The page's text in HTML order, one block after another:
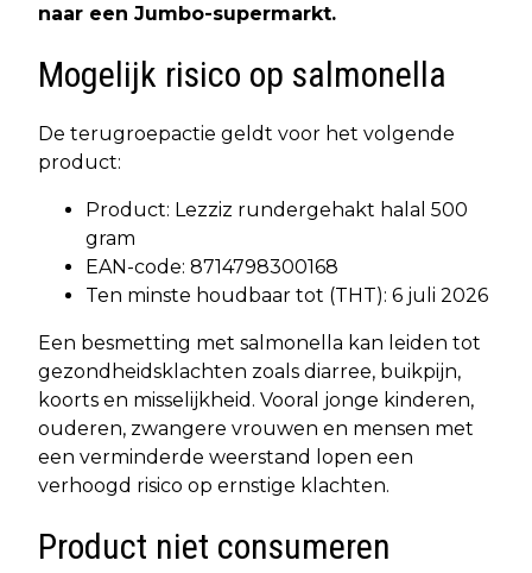
naar een Jumbo-supermarkt.
Mogelijk risico op salmonella
De terugroepactie geldt voor het volgende
product:
Product: Lezziz rundergehakt halal 500
gram
EAN-code: 8714798300168
Ten minste houdbaar tot (THT): 6 juli 2026
Een besmetting met salmonella kan leiden tot
gezondheidsklachten zoals diarree, buikpijn,
koorts en misselijkheid. Vooral jonge kinderen,
ouderen, zwangere vrouwen en mensen met
een verminderde weerstand lopen een
verhoogd risico op ernstige klachten.
Product niet consumeren